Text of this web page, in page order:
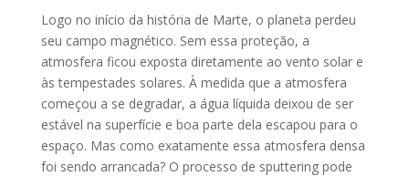
Logo no início da história de Marte, o planeta perdeu
seu campo magnético. Sem essa proteção, a
atmosfera ficou exposta diretamente ao vento solar e
às tempestades solares. À medida que a atmosfera
começou a se degradar, a água líquida deixou de ser
estável na superfície e boa parte dela escapou para o
espaço. Mas como exatamente essa atmosfera densa
foi sendo arrancada? O processo de sputtering pode